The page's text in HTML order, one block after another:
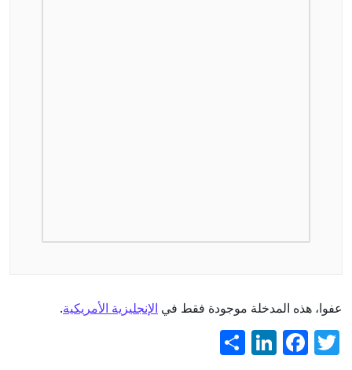
عفوا، هذه المدخلة موجودة فقط في الإنجليزية الأمريكية.
Twitter
Facebook
LinkedIn